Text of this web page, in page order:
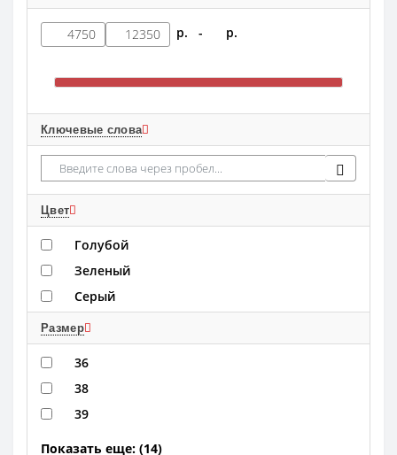
р. - р.
Ключевые слова
Цвет
Голубой
Зеленый
Серый
Размер
36
38
39
Показать еще: (14)